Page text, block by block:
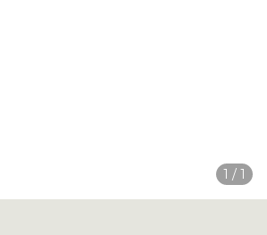
1 / 1